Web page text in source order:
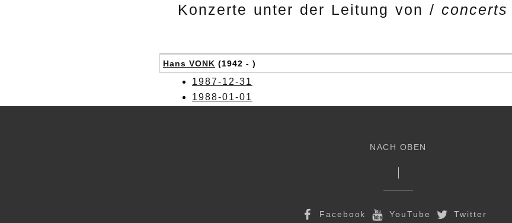
Konzerte unter der Leitung von /
Hans VONK (1942 - )
1987-12-31
1988-01-01
NACH OBEN
Facebook YouTube Twitter